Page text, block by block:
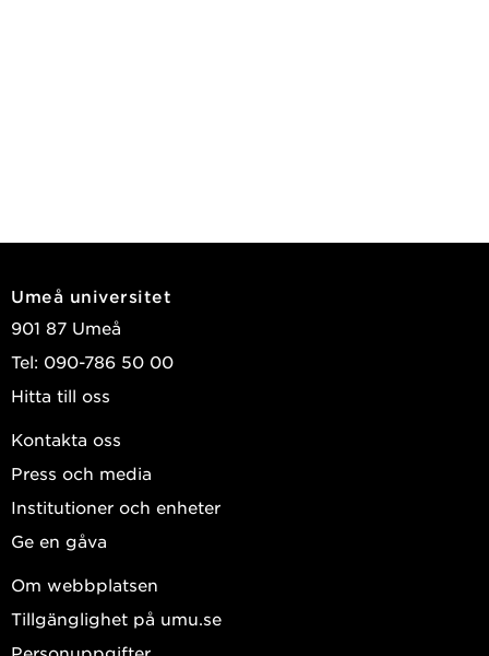
Umeå universitet
901 87 Umeå
Tel: 090-786 50 00
Hitta till oss
Kontakta oss
Press och media
Institutioner och enheter
Ge en gåva
Om webbplatsen
Tillgänglighet på umu.se